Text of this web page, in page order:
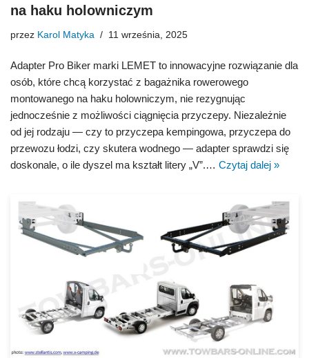
na haku holowniczym
przez Karol Matyka 11 września, 2025
Adapter Pro Biker marki LEMET to innowacyjne rozwiązanie dla
osób, które chcą korzystać z bagażnika rowerowego
montowanego na haku holowniczym, nie rezygnując
jednocześnie z możliwości ciągnięcia przyczepy. Niezależnie
od jej rodzaju — czy to przyczepa kempingowa, przyczepa do
przewozu łodzi, czy skutera wodnego — adapter sprawdzi się
doskonale, o ile dyszel ma kształt litery „V”.… Czytaj dalej »